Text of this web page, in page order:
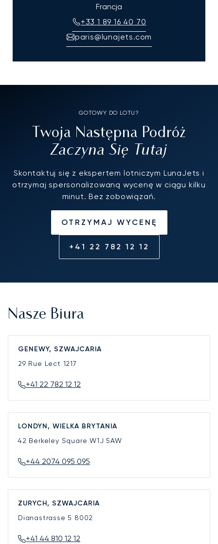
Francja
+33 1 89 16 40 70
paris@lunajets.com
GOTOWY DO LOTU?
Twoja Następna Podróż
Zaczyna Się Tutaj
Skontaktuj się z ekspertem lotniczym LunaJets i
otrzymaj spersonalizowaną wycenę w ciągu kilku
minut. Bez zobowiązań.
OTRZYMAJ WYCENĘ
+41 22 782 12 12
Nasze Biura
GENEWY, SZWAJCARIA
29 Rue Lect 1217
+41 22 782 12 12
LONDYN, WIELKA BRYTANIA
42 Berkeley SquareW1J 5AW
+44 2074 095 095
ZURYCH, SZWAJCARIA
Dianastrasse 5 8002
+41 44 810 12 12